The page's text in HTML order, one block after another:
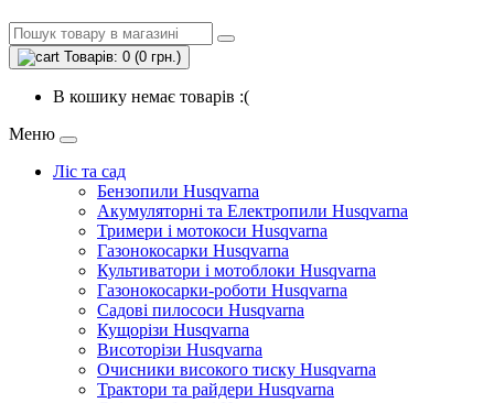
Товарів: 0 (0 грн.)
В кошику немає товарів :(
Меню
Ліс та сад
Бензопили Husqvarna
Акумуляторні та Електропили Husqvarna
Тримери і мотокоси Husqvarna
Газонокосарки Husqvarna
Культиватори і мотоблоки Husqvarna
Газонокосарки-роботи Husqvarna
Садові пилососи Husqvarna
Кущорізи Husqvarna
Висоторізи Husqvarna
Очисники високого тиску Husqvarna
Трактори та райдери Husqvarna